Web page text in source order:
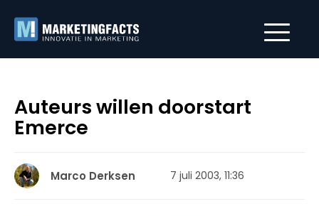
Auteurs willen doorstart
Emerce
Marco Derksen 7 juli 2003, 11:36